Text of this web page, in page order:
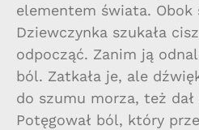
elementem świata. Obok
Dziewczynka szukała
odpocząć. Zanim ją
ból. Zatkała je, ale
do szumu morza, też dał
Potęgował ból, który